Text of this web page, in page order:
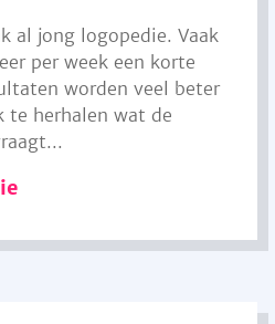
al jong logopedie. Vaak
per week een korte
worden veel beter
te herhalen wat de